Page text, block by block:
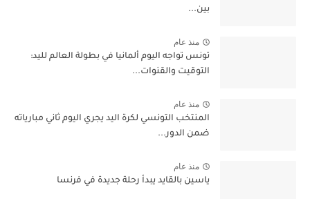
بين...
منذ عام
تونس تواجه اليوم ألمانيا في بطولة العالم لليد:
التوقيت والقنوات...
منذ عام
المنتخب التونسي لكرة اليد يجري اليوم ثاني مبارياته
ضمن الدور...
منذ عام
ياسين بالقايد يبدأ رحلة جديدة في فرنسا